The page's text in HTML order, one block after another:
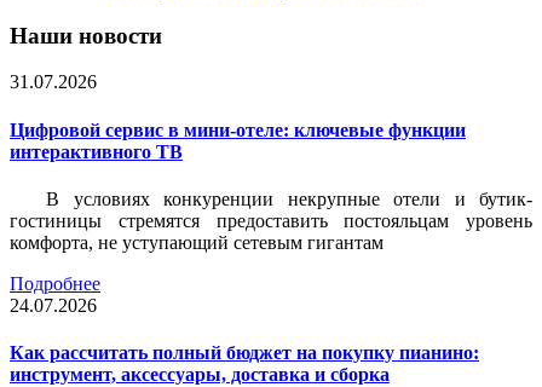
Наши новости
31.07.2026
Цифровой сервис в мини-отеле: ключевые функции
интерактивного ТВ
В условиях конкуренции некрупные отели и бутик-
гостиницы стремятся предоставить постояльцам уровень
комфорта, не уступающий сетевым гигантам
Подробнее
24.07.2026
Как рассчитать полный бюджет на покупку пианино:
инструмент, аксессуары, доставка и сборка